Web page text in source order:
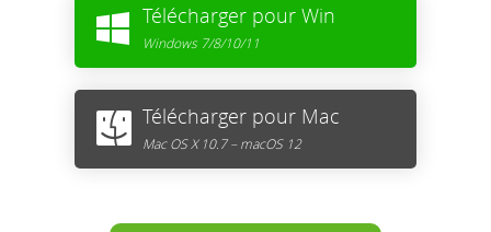
Télécharger pour Win
Windows 7/8/10/11
Télécharger pour Mac
Mac OS X 10.7 – macOS 12